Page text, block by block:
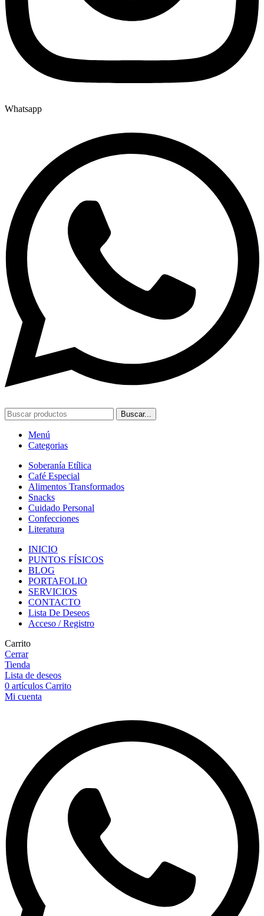
Whatsapp
Buscar...
Menú
Categorias
Soberanía Etílica
Café Especial
Alimentos Transformados
Snacks
Cuidado Personal
Confecciones
Literatura
INICIO
PUNTOS FÍSICOS
BLOG
PORTAFOLIO
SERVICIOS
CONTACTO
Lista De Deseos
Acceso / Registro
Carrito
Cerrar
Tienda
Lista de deseos
0 artículos Carrito
Mi cuenta